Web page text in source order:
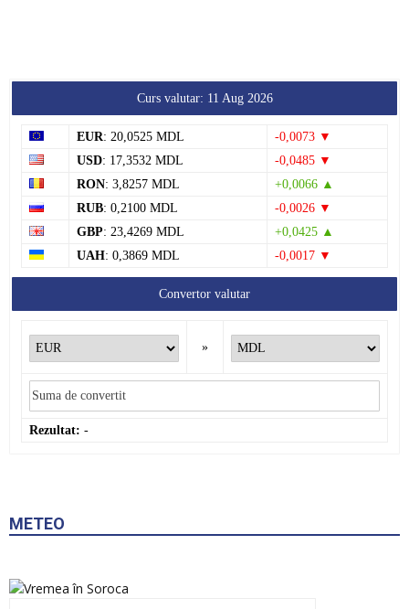
Curs valutar: 11 Aug 2026
EUR: 20,0525 MDL
-0,0073 ▼
USD: 17,3532 MDL
-0,0485 ▼
RON: 3,8257 MDL
+0,0066 ▲
RUB: 0,2100 MDL
-0,0026 ▼
GBP: 23,4269 MDL
+0,0425 ▲
UAH: 0,3869 MDL -0,0017 ▼
Convertor valutar
»
Rezultat: -
METEO